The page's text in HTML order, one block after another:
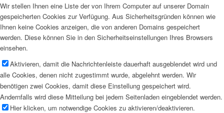
Wir stellen Ihnen eine Liste der von Ihrem Computer auf unserer Domain
gespeicherten Cookies zur Verfügung. Aus Sicherheitsgründen können wie
Ihnen keine Cookies anzeigen, die von anderen Domains gespeichert
werden. Diese können Sie in den Sicherheitseinstellungen Ihres Browsers
einsehen.
Aktivieren, damit die Nachrichtenleiste dauerhaft ausgeblendet wird und
alle Cookies, denen nicht zugestimmt wurde, abgelehnt werden. Wir
benötigen zwei Cookies, damit diese Einstellung gespeichert wird.
Andernfalls wird diese Mitteilung bei jedem Seitenladen eingeblendet werden.
Hier klicken, um notwendige Cookies zu aktivieren/deaktivieren.